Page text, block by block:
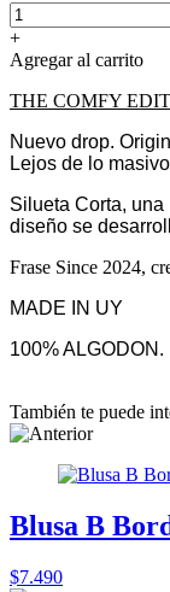
+
Agregar al carrito
THE COMFY
Nuevo drop.
Lejos de lo
Silueta Corta,
diseño se
Frase Since 2024,
MADE IN UY
100% ALGODON.
También te puede
Blusa B
$7.490